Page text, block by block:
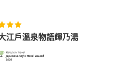
江戶溫泉物語輝乃湯